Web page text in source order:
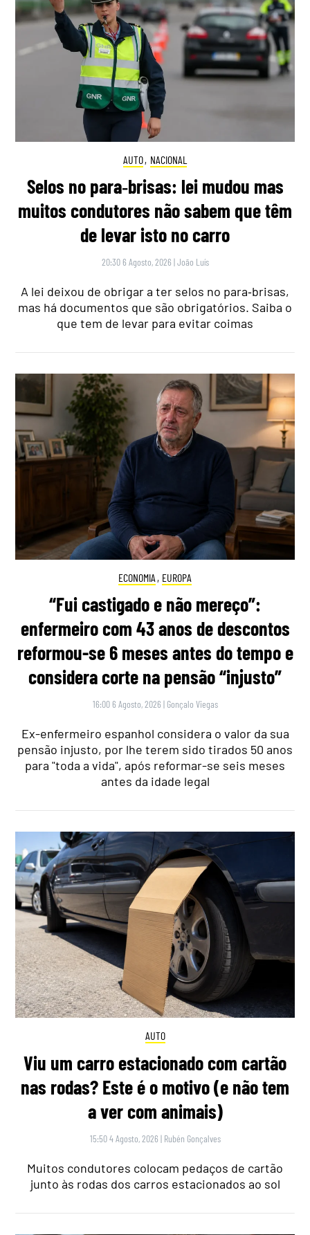
AUTO, NACIONAL
Selos no para‑brisas: lei mudou mas
muitos condutores não sabem que têm
de levar isto no carro
20:30 6 Agosto, 2026 |João Luís
A lei deixou de obrigar a ter selos no para‑brisas,
mas há documentos que são obrigatórios. Saiba o
que tem de levar para evitar coimas
ECONOMIA , EUROPA
“Fui castigado e não mereço”:
enfermeiro com 43 anos de descontos
reformou-se 6 meses antes do tempo e
considera corte na pensão “injusto”
16:00 6 Agosto, 2026 | Gonçalo Viegas
Ex-enfermeiro espanhol considera o valor da sua
pensão injusto, por lhe terem sido tirados 50 anos
para "toda a vida", após reformar-se seis meses
antes da idade legal
AUTO
Viu um carro estacionado com cartão
nas rodas? Este é o motivo (e não tem
a ver com animais)
15:50 4 Agosto, 2026 | Rubén Gonçalves
Muitos condutores colocam pedaços de cartão
junto às rodas dos carros estacionados ao sol